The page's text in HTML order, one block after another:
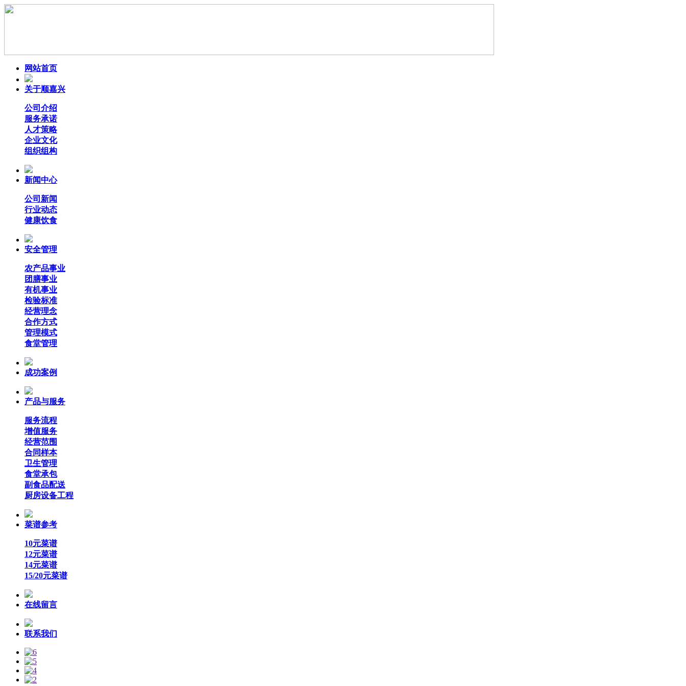
网站首页
关于顺嘉兴
公司介绍
服务承诺
人才策略
企业文化
组织组构
新闻中心
公司新闻
行业动态
健康饮食
安全管理
农产品事业
团膳事业
有机事业
检验标准
经营理念
合作方式
管理模式
食堂管理
成功案例
产品与服务
服务流程
增值服务
经营范围
合同样本
卫生管理
食堂承包
副食品配送
厨房设备工程
菜谱参考
10元菜谱
12元菜谱
14元菜谱
15/20元菜谱
在线留言
联系我们